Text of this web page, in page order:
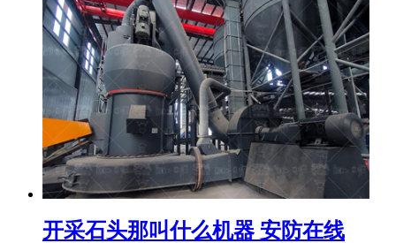
开采石头那叫什么机器 安防在线